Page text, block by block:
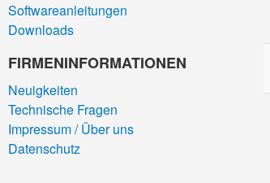
Softwareanleitungen
Downloads
FIRMEN­INFORMATIONEN
Neuigkeiten
Technische Fragen
Impressum / Über uns
Datenschutz